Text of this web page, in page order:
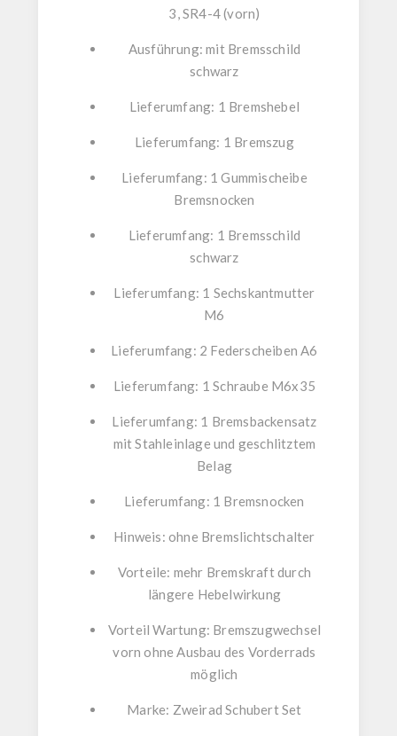
3, SR4-4 (vorn)
Ausführung: mit Bremsschild
schwarz
Lieferumfang: 1 Bremshebel
Lieferumfang: 1 Bremszug
Lieferumfang: 1 Gummischeibe
Bremsnocken
Lieferumfang: 1 Bremsschild
schwarz
Lieferumfang: 1 Sechskantmutter
M6
Lieferumfang: 2 Federscheiben A6
Lieferumfang: 1 Schraube M6x35
Lieferumfang: 1 Bremsbackensatz
mit Stahleinlage und geschlitztem
Belag
Lieferumfang: 1 Bremsnocken
Hinweis: ohne Bremslichtschalter
Vorteile: mehr Bremskraft durch
längere Hebelwirkung
Vorteil Wartung: Bremszugwechsel
vorn ohne Ausbau des Vorderrads
möglich
Marke: Zweirad Schubert Set